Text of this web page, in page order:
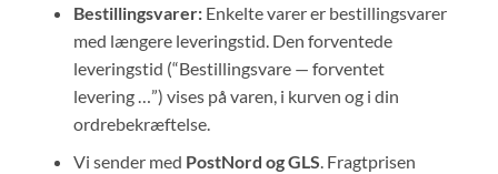
Bestillingsvarer:Enkelte varer er bestillingsvarer
med længere leveringstid. Den forventede
leveringstid (“Bestillingsvare — forventet
levering …”) vises på varen, i kurven og i din
ordrebekræftelse.
Vi sender med PostNord og GLS. Fragtprisen